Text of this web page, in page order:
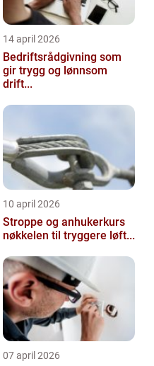
14 april 2026
Bedriftsrådgivning som
gir trygg og lønnsom
drift...
10 april 2026
Stroppe og anhukerkurs
nøkkelen til tryggere løft...
07 april 2026